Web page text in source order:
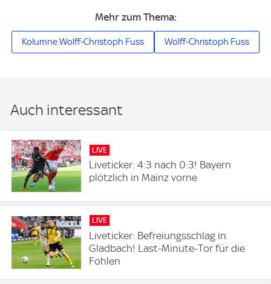
Mehr zum Thema:
Kolumne Wolff-Christoph Fuss Wolff-Christoph Fuss
Auch interessant
LIVE
Liveticker: 4:3 nach 0:3! Bayern
plötzlich in Mainz vorne
LIVE
Liveticker: Befreiungsschlag in
Gladbach! Last-Minute-Tor für die
Fohlen